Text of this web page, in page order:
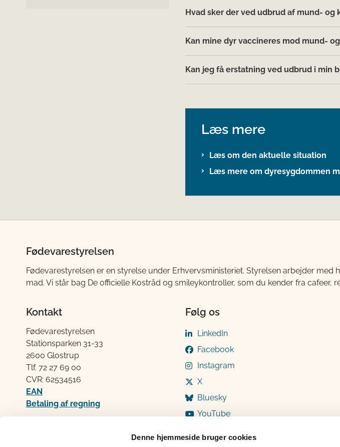
Denne hjemmeside bruger cookies
Hvad sker der ved udbrud af mund- og
Kan mine dyr vaccineres mod mund-
Kan jeg få erstatning ved udbrud i min
Læs mere
Læs om den aktuelle situation
Læs mere om dyresygdommen
Fødevarestyrelsen
Fødevarestyrelsen er en styrelse under Erhvervsministeriet. Styrelsen arbejder
mad. Vi står bag De officielle Kostråd og smileykontroller, som du kender fra cafeer,
Kontakt
Fødevarestyrelsen
Stationsparken 31-33
2600 Glostrup
Tlf. 72 2​​​7 69 00
CVR: 62534516
EAN
Betaling af regning
Følg os
LinkedIn
Facebook
Instagram
X
Bluesky
YouTube